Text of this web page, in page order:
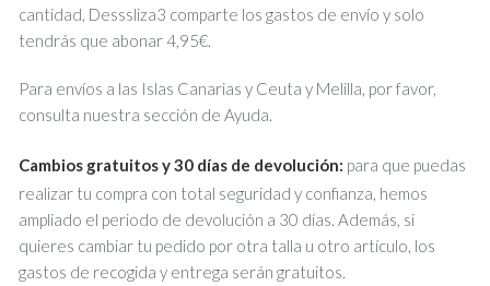
cantidad, Desssliza3 comparte los gastos de envío y solo
tendrás que abonar 4,95€.
Para envíos a las Islas Canarias y Ceuta y Melilla, por favor,
consulta nuestra sección de Ayuda.
Cambios gratuitos y 30 días de devolución: para que puedas
realizar tu compra con total seguridad y confianza, hemos
ampliado el periodo de devolución a 30 días. Además, si
quieres cambiar tu pedido por otra talla u otro artículo, los
gastos de recogida y entrega serán gratuitos.